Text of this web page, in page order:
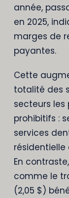
année,
en 2025,
marges de
payantes.
Cette
totalité des
secteurs les
prohibitifs :
services
résidentielle
En
comme le
(2,05 $)